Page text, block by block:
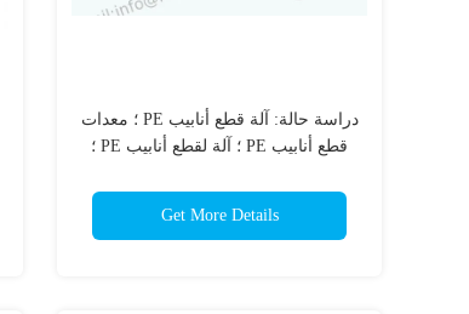
دراسة حالة: آلة قطع أنابيب PE ؛ معدات
قطع أنابيب PE ؛ آلة لقطع أنابيب PE ؛
Get More Details